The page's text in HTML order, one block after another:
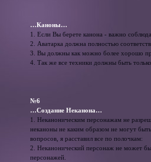
…Каноны…
1. Если Вы берете канона - важно
2. Аватарка должна полностью
3. Вы должны как можно более хорошо
4. Так же все техники должны быть
№6
…Создание Неканона…
1. Неканоническим персонажам не
неканоны не каким образом не могут
вопросов, я расставил все по полочкам:
2. Неканонический персонаж не может
персонажей.